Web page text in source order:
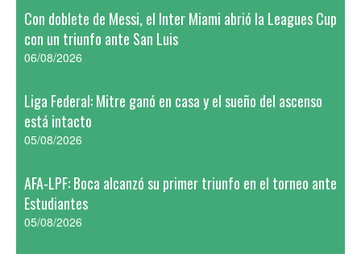
Con doblete de Messi, el Inter Miami abrió la Leagues Cup
con un triunfo ante San Luis
06/08/2026
Liga Federal: Mitre ganó en casa y el sueño del ascenso
está intacto
05/08/2026
AFA-LPF: Boca alcanzó su primer triunfo en el torneo ante
Estudiantes
05/08/2026